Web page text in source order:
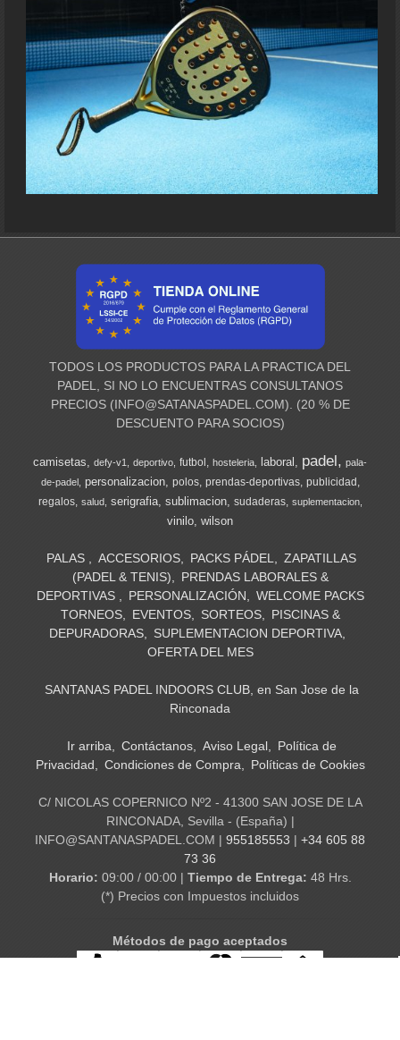
TODOS LOS PRODUCTOS PARA LA PRACTICA DEL
PADEL, SI NO LO ENCUENTRAS CONSULTANOS
PRECIOS (INFO@SATANASPADEL.COM). (20 % DE
DESCUENTO PARA SOCIOS)
camisetas defy-v1 deportivo futbol hosteleria laboral padel
pala-
de-padel
personalizacion polos prendas-deportivas publicidad
regalos
salud serigrafia sublimacion sudaderas suplementacion
vinilo wilson
PALAS ACCESORIOS PACKS PÁDEL
ZAPATILLAS
(PADEL & TENIS)
PRENDAS LABORALES &
DEPORTIVAS
PERSONALIZACIÓN
WELCOME PACKS
TORNEOS
EVENTOS SORTEOS
PISCINAS &
DEPURADORAS
SUPLEMENTACION DEPORTIVA
OFERTA DEL MES
SANTANAS PADEL INDOORS CLUB, en San Jose de la
Rinconada
Ir arriba Contáctanos Aviso Legal
Política de
Privacidad
Condiciones de Compra Políticas de Cookies
C/ NICOLAS COPERNICO Nº2 - 41300 SAN JOSE DE LA
RINCONADA, Sevilla - (España) |
INFO@SANTANASPADEL.COM | 955185553 | +34 605 88
73 36
Horario: 09:00 / 00:00 | Tiempo de Entrega: 48 Hrs.
(*) Precios con Impuestos incluidos
Métodos de pago aceptados